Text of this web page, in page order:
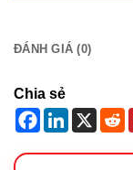
ĐÁNH GIÁ (0)
Chia sẻ